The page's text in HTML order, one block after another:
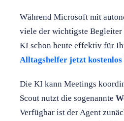
Während Microsoft mit
viele der wichtigste Begleiter
KI schon heute effektiv für
Alltagshelfer jetzt
Die KI kann Meetings
Scout nutzt die sogenannte
Verfügbar ist der Agent